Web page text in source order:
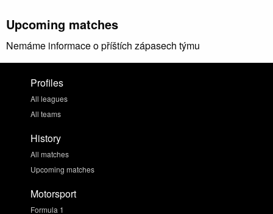
Upcoming matches
Nemáme informace o příštích zápasech týmu
Profiles
All leagues
All teams
History
All matches
Upcoming matches
Motorsport
Formula 1